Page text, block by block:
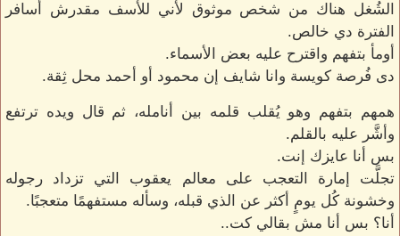
الشُغل هناك من شخص موثوق لأني للأسف مقدرش أسافر
الفترة دي خالص.
أومأ بتفهم واقترح عليه بعض الأسماء.
دى فُرصة كويسة وانا شايف إن محمود أو أحمد محل ثِقة.
همهم بتفهم وهو يُقلب قلمه بين أنامله، ثم قال ويده ترتفع
وأشَّر عليه بالقلم.
بس أنا عايزك إنت.
تجلَّت إمارة التعجب على معالم يعقوب التي تزداد رجوله
وخشونة كُل يومٍ أكثر عن الذي قبله، وسأله مستفهمًا متعجبًا.
أنا؟ بس أنا مش بقالي كت..